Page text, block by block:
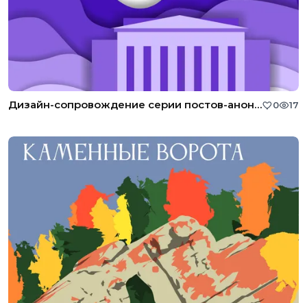
Дизайн-сопровождение серии постов-анонсов мероприятия в социальной сети 0 17